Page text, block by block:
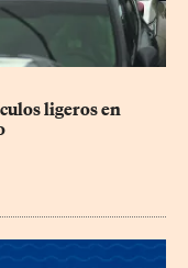
ligeros en